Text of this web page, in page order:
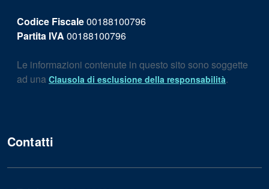
Codice Fiscale00188100796
Partita IVA 00188100796
Le informazioni contenute in questo sito sono soggette
ad una Clausola di esclusione della responsabilità.
Contatti